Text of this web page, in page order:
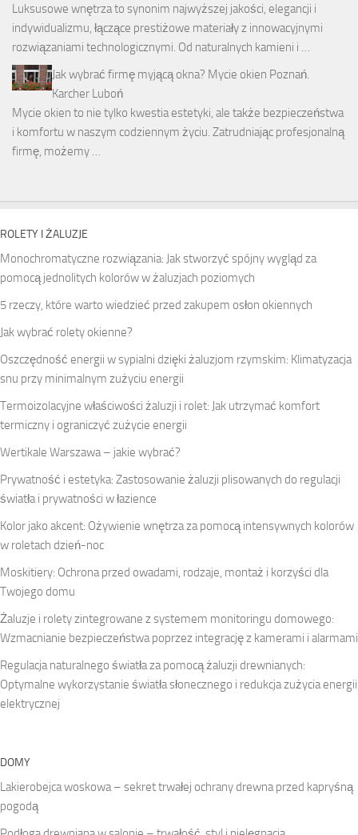
Luksusowe wnętrza to synonim najwyższej jakości, elegancji i
indywidualizmu, łączące prestiżowe materiały z innowacyjnymi
rozwiązaniami technologicznymi. Od naturalnych kamieni i …
Jak wybrać firmę myjącą okna? Mycie okien Poznań.
Karcher Luboń
Mycie okien to nie tylko kwestia estetyki, ale także bezpieczeństwa
i komfortu w naszym codziennym życiu. Zatrudniając profesjonalną
firmę, możemy …
ROLETY I ŻALUZJE
Monochromatyczne rozwiązania: Jak stworzyć spójny wygląd za
pomocą jednolitych kolorów w żaluzjach poziomych
5 rzeczy, które warto wiedzieć przed zakupem osłon okiennych
Jak wybrać rolety okienne?
Oszczędność energii w sypialni dzięki żaluzjom rzymskim: Klimatyzacja
snu przy minimalnym zużyciu energii
Termoizolacyjne właściwości żaluzji i rolet: Jak utrzymać komfort
termiczny i ograniczyć zużycie energii
Wertikale Warszawa – jakie wybrać?
Prywatność i estetyka: Zastosowanie żaluzji plisowanych do regulacji
światła i prywatności w łazience
Kolor jako akcent: Ożywienie wnętrza za pomocą intensywnych kolorów
w roletach dzień-noc
Moskitiery: Ochrona przed owadami, rodzaje, montaż i korzyści dla
Twojego domu
Żaluzje i rolety zintegrowane z systemem monitoringu domowego:
Wzmacnianie bezpieczeństwa poprzez integrację z kamerami i alarmami
Regulacja naturalnego światła za pomocą żaluzji drewnianych:
Optymalne wykorzystanie światła słonecznego i redukcja zużycia energii
elektrycznej
DOMY
Lakierobejca woskowa – sekret trwałej ochrany drewna przed kapryśną
pogodą